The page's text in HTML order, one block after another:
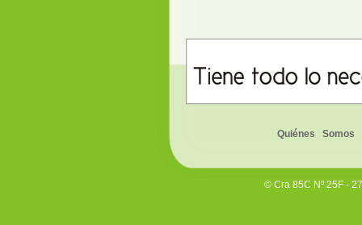
Quiénes Somos
© Cra 85C Nº 25F -